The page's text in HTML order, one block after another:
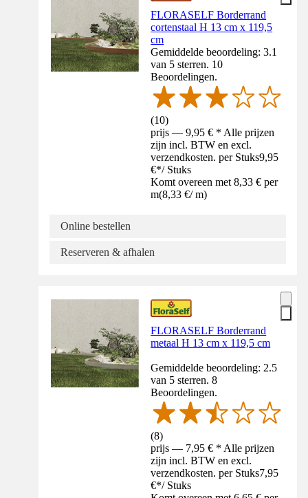
FLORASELF Borderrand
cortenstaal H 13 cm x 119,5
cm
Gemiddelde beoordeling: 3.1
van 5 sterren. 10
Beoordelingen.
(10)
prijs — 9,95 € * Alle prijzen
zijn incl. BTW en excl.
verzendkosten. per Stuks9,95
€*/ Stuks
Komt overeen met 8,33 € per
m(8,33 €/ m)
Online bestellen
Reserveren & afhalen
FLORASELF Borderrand
metaal H 13 cm x 119,5 cm
Gemiddelde beoordeling: 2.5
van 5 sterren. 8
Beoordelingen.
(8)
prijs — 7,95 € * Alle prijzen
zijn incl. BTW en excl.
verzendkosten. per Stuks7,95
€*/ Stuks